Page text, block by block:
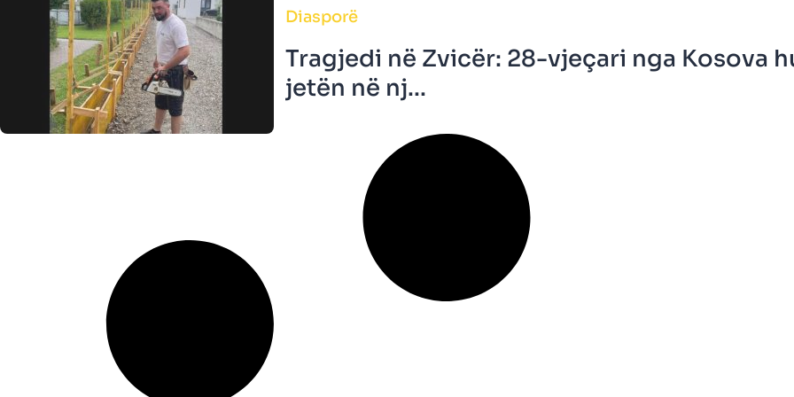
Diasporë
Tragjedi në Zvicër: 28-vjeçari nga Kosova
jetën në nj...